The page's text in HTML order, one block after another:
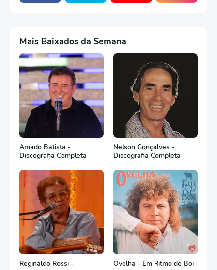
Mais Baixados da Semana
Amado Batista -
Discografia Completa
Nelson Gonçalves -
Discografia Completa
Reginaldo Rossi -
Ovelha - Em Ritmo de Boi